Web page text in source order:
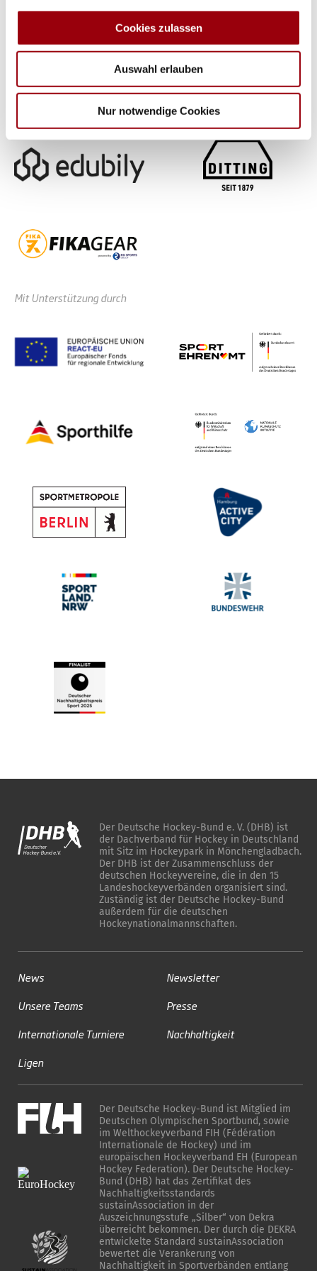
soziale Medien, Werbung und Analysen weiter. Unsere
Partner führen diese Informationen möglicherweise mit
weiteren Daten zusammen, die Sie ihnen bereitgestellt
haben oder die sie im Rahmen Ihrer Nutzung der Dienste
Cookies zulassen
Auswahl erlauben
Nur notwendige Cookies
Mit Unterstützung durch
Der Deutsche Hockey-Bund e. V. (DHB) ist
der Dachverband für Hockey in Deutschland
mit Sitz im Hockeypark in Mönchengladbach.
Der DHB ist der Zusammenschluss der
deutschen Hockeyvereine, die in den 15
Landeshockeyverbänden organisiert sind.
Zuständig ist der Deutsche Hockey-Bund
außerdem für die deutschen
Hockeynationalmannschaften.
News
Unsere Teams
Internationale Turniere
Ligen
Newsletter
Presse
Nachhaltigkeit
Der Deutsche Hockey-Bund ist Mitglied im
Deutschen Olympischen Sportbund, sowie
im Welthockeyverband FIH (Fédération
Internationale de Hockey) und im
europäischen Hockeyverband EH (European
Hockey Federation). Der Deutsche Hockey-
Bund (DHB) hat das Zertifikat des
Nachhaltigkeitsstandards
sustainAssociation in der
Auszeichnungsstufe „Silber“ von Dekra
überreicht bekommen. Der durch die DEKRA
entwickelte Standard sustainAssociation
bewertet die Verankerung von
Nachhaltigkeit in Sportverbänden entlang